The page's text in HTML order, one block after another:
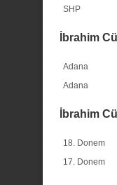
SHP
İbrahim
Adana
Adana
İbrahim
18. Donem
17. Donem